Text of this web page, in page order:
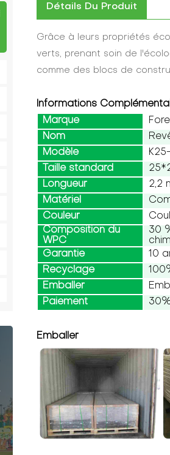
Détails Du Produit
Grâce à leurs propriétés
verts, prenant soin de
comme des blocs de
Informations
Marque
Nom
Modèle
Taille standard
Longueur
2,2
Matériel
Couleur
Composition du
WPC
30
Garantie
10
Recyclage
Emballer
Paiement
Emballer